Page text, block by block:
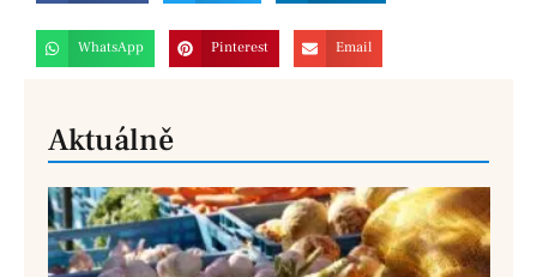
WhatsApp Pinterest Email
Aktuálně